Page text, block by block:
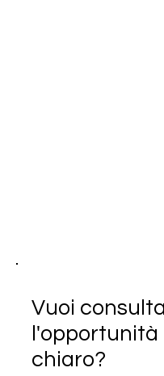
Vuoi
l'opportunità
chiaro?